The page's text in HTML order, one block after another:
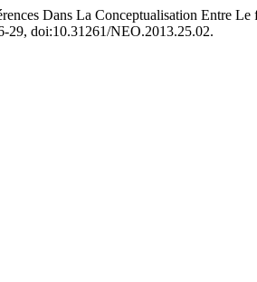
Dans La Conceptualisation Entre
29, doi:10.31261/NEO.2013.25.02.